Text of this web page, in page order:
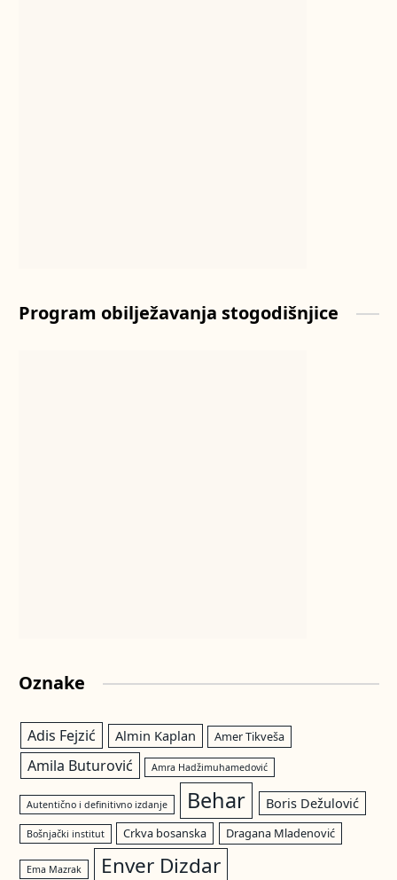
Program obilježavanja stogodišnjice
Oznake
Adis Fejzić Almin Kaplan Amer Tikveša
Amila Buturović Amra Hadžimuhamedović
Autentično i definitivno izdanje Behar Boris Dežulović
Bošnjački institut Crkva bosanska Dragana Mladenović
Ema Mazrak Enver Dizdar